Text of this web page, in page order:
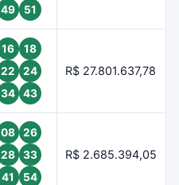
49
51
16
18
22
24
34
43
R$ 27.801.637,78
08
26
28
33
41
54
R$ 2.685.394,05